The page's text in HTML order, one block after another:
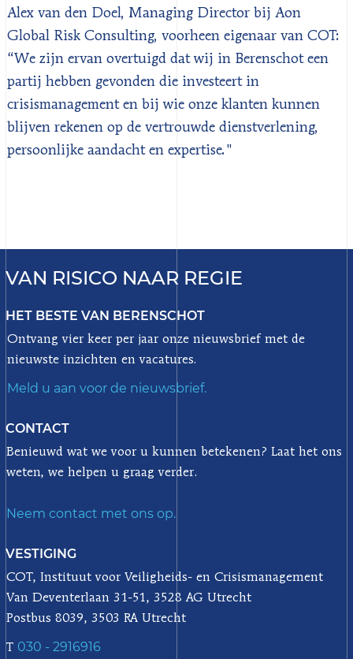
Alex van den Doel, Managing Director bij Aon
Global Risk Consulting, voorheen eigenaar van COT:
“We zijn ervan overtuigd dat wij in Berenschot een
partij hebben gevonden die investeert in
crisismanagement en bij wie onze klanten kunnen
blijven rekenen op de vertrouwde dienstverlening,
persoonlijke aandacht en expertise."
VAN RISICO NAAR REGIE
HET BESTE VAN BERENSCHOT
Ontvang vier keer per jaar onze nieuwsbrief met de
nieuwste inzichten en vacatures.
Meld u aan voor de nieuwsbrief.
CONTACT
Benieuwd wat we voor u kunnen betekenen? Laat het ons
weten, we helpen u graag verder.
Neem contact met ons op.
VESTIGING
COT, Instituut voor Veiligheids- en Crisismanagement
Van Deventerlaan 31-51, 3528 AG Utrecht
Postbus 8039, 3503 RA Utrecht
T 030 - 2916916